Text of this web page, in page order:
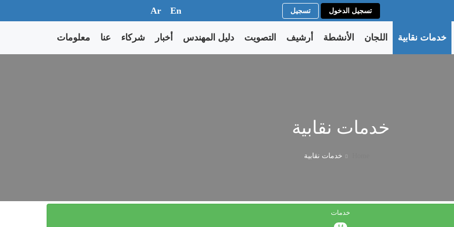
تسجيل الدخول تسجيل En
Ar
خدمات نقابية اللجان الأنشطة أرشيف التصويت دليل المهندس أخبار شركاء عنا معلومات
خدمات نقابية
خدمات نقابية
خدمات